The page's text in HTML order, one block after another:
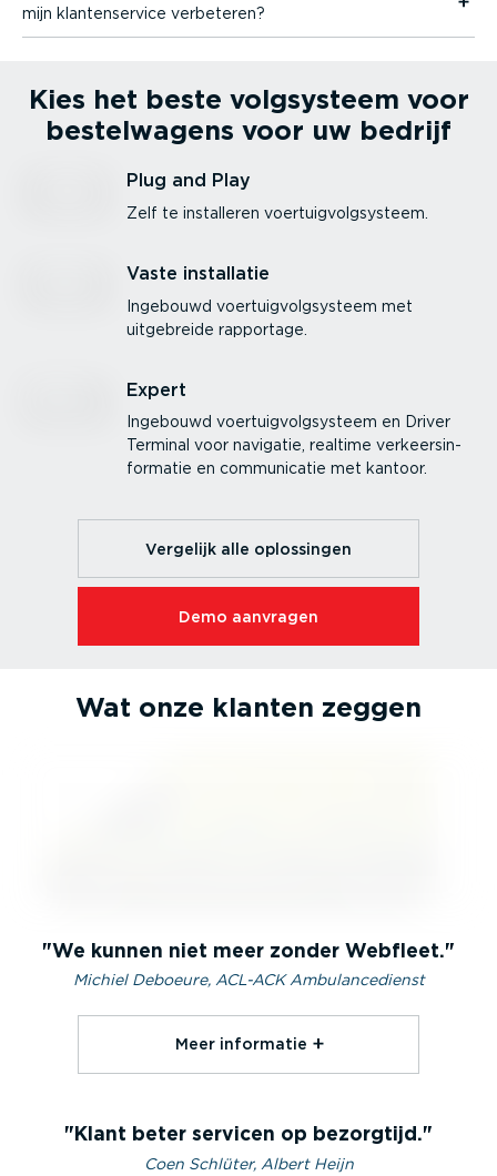
mijn klanten­service verbeteren?
Kies het beste volgsysteem voor
bestel­wagens voor uw bedrijf
Plug and Play
Zelf te installeren voertuig­volg­systeem.
Vaste installatie
Ingebouwd voertuig­volg­systeem met
uitgebreide rapportage.
Expert
Ingebouwd voertuig­volg­systeem en Driver
Terminal voor navigatie, realtime verkeers­in­
for­matie en commu­ni­catie met kantoor.
Vergelijk alle oplossingen
Demo aanvragen
Wat onze klanten zeggen
We kunnen niet meer zonder Webfleet.
Michiel Deboeure, ACL-ACK Ambulancedienst
Meer informatie⁠
Klant beter servicen op bezorgtijd.
Coen Schlüter, Albert Heijn